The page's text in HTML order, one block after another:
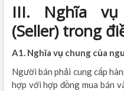
III. Nghĩa
(Seller) trong
A1. Nghĩa vụ chung của
Người bán phải cung cấp
hợp với hợp đồng mua bán